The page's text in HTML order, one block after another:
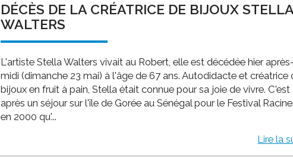
DÉCÈS DE LA CRÉATRICE DE BIJOUX STELLA
WALTERS
L'artiste Stella Walters vivait au Robert, elle est décédée hier après-
midi (dimanche 23 mai) à l'âge de 67 ans. Autodidacte et créatrice
bijoux en fruit à pain, Stella était connue pour sa joie de vivre. C'est
après un séjour sur l'île de Gorée au Sénégal pour le Festival
en 2000 qu'...
Lire la